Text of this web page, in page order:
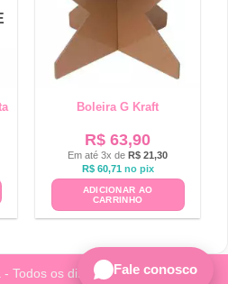
Boleira G Kraft
R$ 63,90
Em até 3x de R$ 21,30
R$60,71 no pix
ADICIONAR AO
CARRINHO
Todos os direitos reservados.
Fale conosco